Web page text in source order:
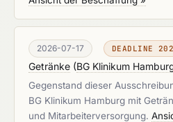
2026-07-17 DEADLINE
Getränke (BG Klinikum
Gegenstand dieser
BG Klinikum Hamburg mit
und Mitarbeiterversorgung.